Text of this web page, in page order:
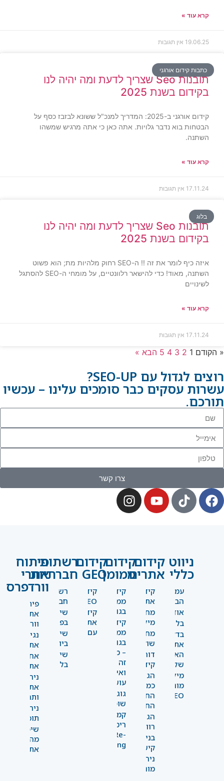
קרא עוד »
19.06.25 אין תגובות
כתבות קידום אורגני
תובנות Seo שצריך לדעת ומה יהיה לנו
בקידום בשנת 2025
קידום אורגני ב-2025: המדריך למנכ"ל ששונא לבזבז כסף על
הבטחות בוא נדבר גלויות. אתה כאן כי אתה מרגיש שמשהו
השתנה.
קרא עוד »
17.11.24 אין תגובות
בלוג
תובנות Seo שצריך לדעת ומה יהיה לנו
בקידום בשנת 2025
איזה כיף לומר את זה !! ה-SEO רחוק מלהיות מת; הוא פשוט
השתנה, מאוד! כדי להישאר רלוונטיים, על מומחי ה-SEO להסתגל
לשינויים
קרא עוד »
17.11.24 אין תגובות
« הקודם 1
2
3
4
5 הבא »
רוצים לגדול עם SEO-UP?
עשרות עסקים כבר סומכים עלינו – עכשיו
תורכם.
צרו קשר
ניווט
כללי
עמוד
הבית
אודות
בלוג
בדקו
את
האתר
שלכם
מילון
מונחים
SEO
קידום
אתרים
קידום
אתרים
מחקר
מילים
מחקר
שוק
דוחות
קידום
הגדלת
כמות
החשיפה
החודשית
הגדלת
רווחים
בניית
קישורים
ניהול
מוניטין
קידום
ממומן
קידום
ממומן
בגוגל
קידום
ממומן
בגוגל
– מה
זה
ואיך
עושים
גוגל
שופינג
קמפיין
רימרקטינג-
Re-
Marketing
קידום
GEO
קידום
GEO
קידום
אתרים
עם AI
רשתות
חברתיות
רשתות
חברתיות
שיווק
בפייסבוק
שיווק
ביוטיוב
שיווק
בלינקדאין
פיתוח
אתרי
וורדפרס
פיתוח
אתרי
וורדפרס
נגישות
אתרים
אחסון
אתרים
ניהול
אתרים
ותחזוקה
ניהול
תוכן
שיפור
מהירות
אתר